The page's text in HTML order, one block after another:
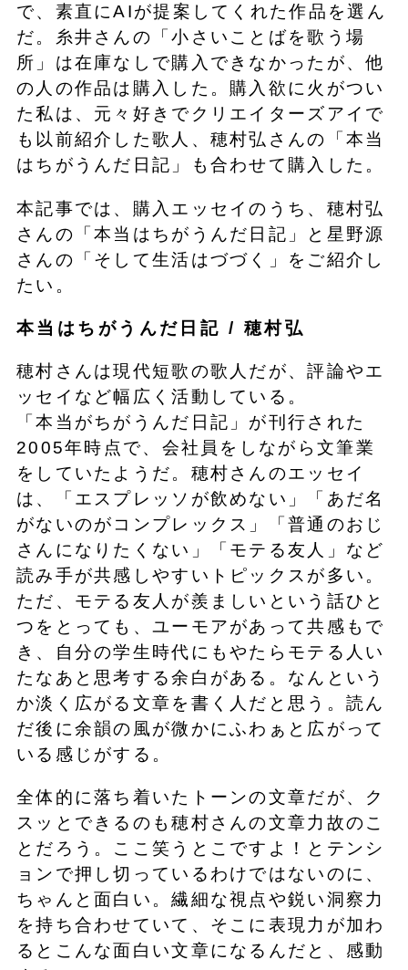
で、素直にAIが提案してくれた作品を選ん
だ。糸井さんの「小さいことばを歌う場
所」は在庫なしで購入できなかったが、他
の人の作品は購入した。購入欲に火がつい
た私は、元々好きでクリエイターズアイで
も以前紹介した歌人、穂村弘さんの「本当
はちがうんだ日記」も合わせて購入した。
本記事では、購入エッセイのうち、穂村弘
さんの「本当はちがうんだ日記」と星野源
さんの「そして生活はづづく」をご紹介し
たい。
本当はちがうんだ日記 / 穂村弘
穂村さんは現代短歌の歌人だが、評論やエ
ッセイなど幅広く活動している。
「本当がちがうんだ日記」が刊行された
2005年時点で、会社員をしながら文筆業
をしていたようだ。穂村さんのエッセイ
は、「エスプレッソが飲めない」「あだ名
がないのがコンプレックス」「普通のおじ
さんになりたくない」「モテる友人」など
読み手が共感しやすいトピックスが多い。
ただ、モテる友人が羨ましいという話ひと
つをとっても、ユーモアがあって共感もで
き、自分の学生時代にもやたらモテる人い
たなあと思考する余白がある。なんという
か淡く広がる文章を書く人だと思う。読ん
だ後に余韻の風が微かにふわぁと広がって
いる感じがする。
全体的に落ち着いたトーンの文章だが、ク
スッとできるのも穂村さんの文章力故のこ
とだろう。ここ笑うとこですよ！とテンシ
ョンで押し切っているわけではないのに、
ちゃんと面白い。繊細な視点や鋭い洞察力
を持ち合わせていて、そこに表現力が加わ
るとこんな面白い文章になるんだと、感動